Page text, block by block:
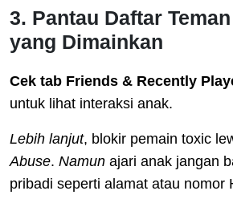
3. Pantau Daftar
yang Dimainkan
Cek tab Friends & Recently
untuk lihat interaksi anak.
Lebih lanjut, blokir pemain toxic
Abuse. Namun ajari anak jangan
pribadi seperti alamat atau nomor